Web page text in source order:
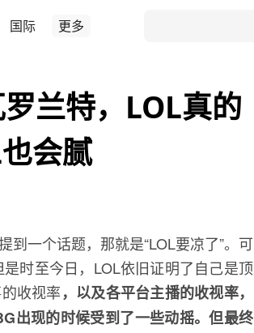
国际 更多
兰特，LOL真的
会腻
一个话题，那就是“LOL要凉了”。可
时至今日，LOL依旧证明了自己是顶
收视率，以及各平台主播的收视率，
出现的时候受到了一些动摇。但最终